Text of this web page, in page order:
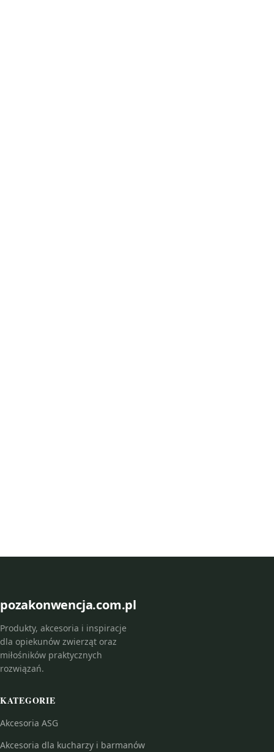
pozakonwencja.com.pl
Produkty, akcesoria i inspiracje
dla opiekunów zwierząt oraz
miłośników praktycznych
rozwiązań.
KATEGORIE
Akcesoria ASG
Akcesoria dla kucharzy i barmanów